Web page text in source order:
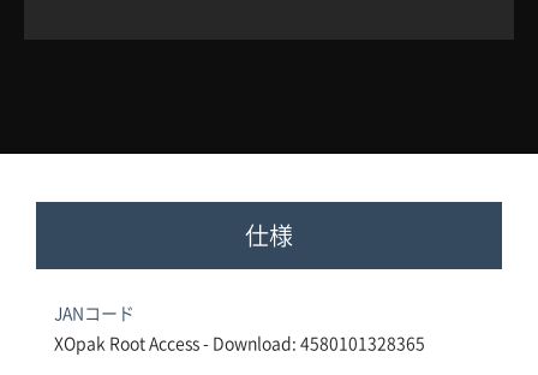
仕様
JANコード
XOpak Root Access - Download: 4580101328365